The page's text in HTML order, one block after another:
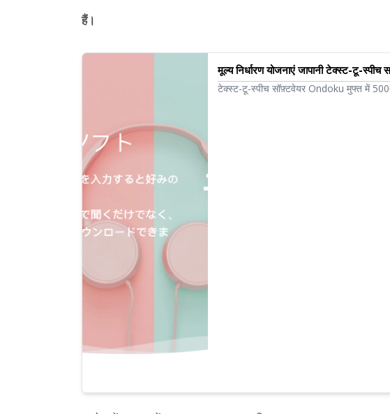
हैं।
मूल्य निर्धारण योजनाएं जापानी टेक्स्ट-टू-
टेक्स्ट-टू-स्पीच सॉफ़्टवेयर Ondoku मुफ्त में